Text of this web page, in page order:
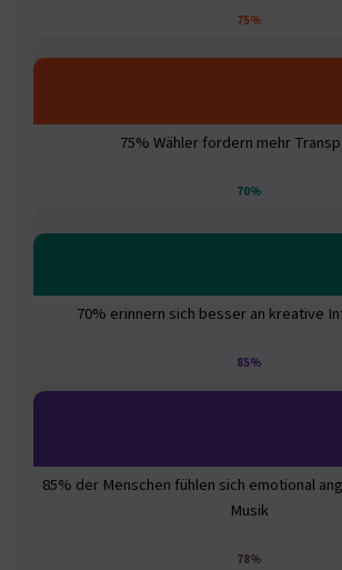
75%
75% Wähler fordern mehr
70%
70% erinnern sich besser an kreative
85%
85% der Menschen fühlen sich emotional
Musik
78%